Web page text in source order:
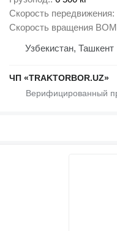
Скорость передвижения
Скорость вращения ВОМ
Узбекистан, Ташкент
ЧП «TRAKTORBOR.UZ»